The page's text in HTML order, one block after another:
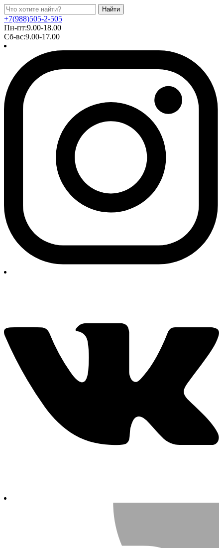
Найти
+7(988)505-2-505
Пн-пт:9.00-18.00
Сб-вс:9.00-17.00